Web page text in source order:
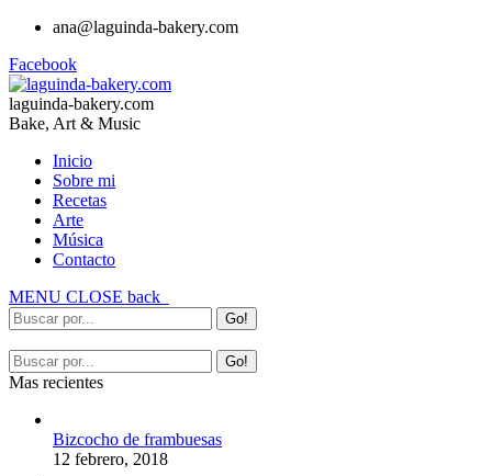
ana@laguinda-bakery.com
Facebook
laguinda-bakery.com
Bake, Art & Music
Inicio
Sobre mi
Recetas
Arte
Música
Contacto
MENU CLOSE back
Mas recientes
Bizcocho de frambuesas
12 febrero, 2018